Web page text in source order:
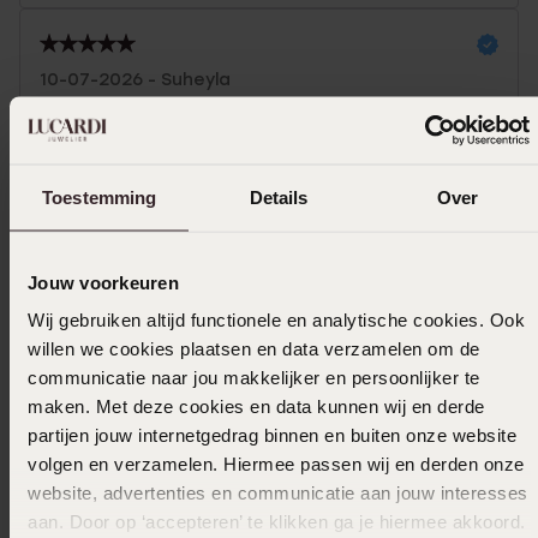
Toestemming Details Over
Jouw voorkeuren
Wij gebruiken altijd functionele en analytische cookies. Ook
willen we cookies plaatsen en data verzamelen om de
communicatie naar jou makkelijker en persoonlijker te
maken. Met deze cookies en data kunnen wij en derde
partijen jouw internetgedrag binnen en buiten onze website
volgen en verzamelen. Hiermee passen wij en derden onze
website, advertenties en communicatie aan jouw interesses
aan. Door op ‘accepteren’ te klikken ga je hiermee akkoord.
10-07-2026 - Suheyla
Selecteer maat & bestel
Ook leuk voor jou